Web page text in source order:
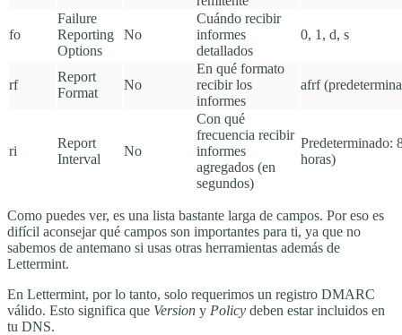
fo
Failure
Reporting
Options
No
Cuándo recibir
informes
detallados
0, 1 , d, s
rf
Report
Format
No
En qué formato
recibir los
informes
afrf
ri
Report
Interval
No
Con qué
frecuencia recibir
informes
agregados (en
segundos)
Predeterminado:
horas)
Como puedes ver, es una lista bastante larga de campos. Por eso es
difícil aconsejar qué campos son importantes para ti, ya que no
sabemos de antemano si usas otras herramientas además de
Lettermint.
En Lettermint, por lo tanto, solo requerimos un registro DMARC
válido. Esto significa que Version y Policy deben estar incluidos en
tu DNS.